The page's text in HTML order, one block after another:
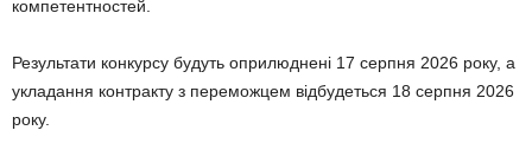
компетентностей.
Результати конкурсу будуть оприлюднені 17 серпня 2026 року, а
укладання контракту з переможцем відбудеться 18 серпня 2026
року.